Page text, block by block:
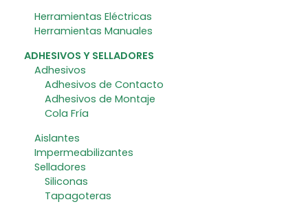
Herramientas Eléctricas
Herramientas Manuales
ADHESIVOS Y SELLADORES
Adhesivos
Adhesivos de Contacto
Adhesivos de Montaje
Cola Fría
Aislantes
Impermeabilizantes
Selladores
Siliconas
Tapagoteras